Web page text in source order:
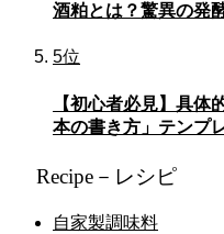
酒粕とは？驚異の発
5位
【初心者必見】具体
本の書き方」テンプ
Recipe－レシピ
自家製調味料